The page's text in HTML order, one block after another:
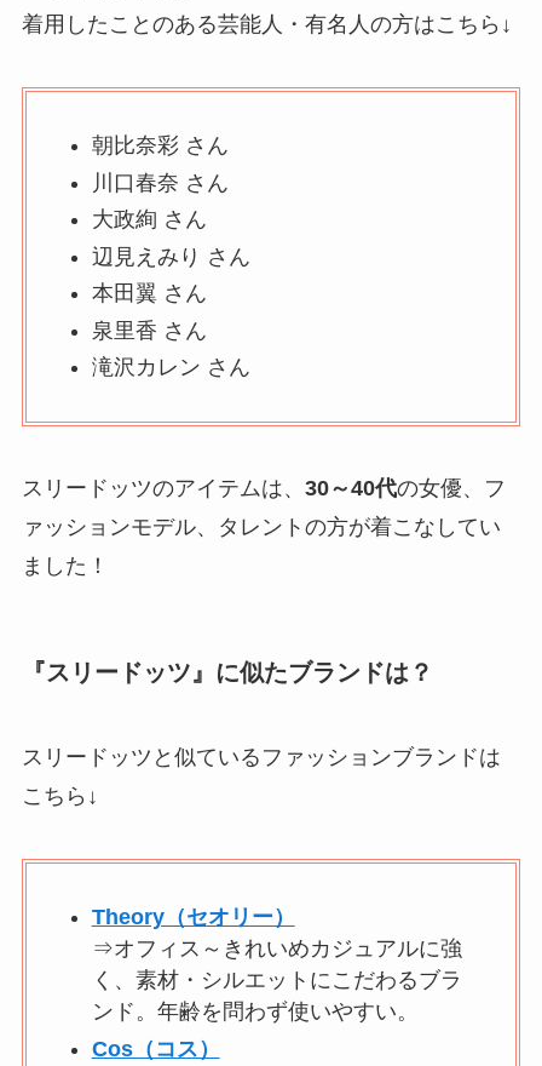
着用したことのある芸能人・有名人の方はこちら↓
朝比奈彩 さん
川口春奈 さん
大政絢 さん
辺見えみり さん
本田翼 さん
泉里香 さん
滝沢カレン さん
スリードッツのアイテムは、 30～40代の女優、フ
ァッションモデル、タレントの方が着こなしてい
ました！
『スリードッツ』に似たブランドは？
スリードッツと似ているファッションブランドは
こちら↓
Theory（セオリー）
⇒オフィス～きれいめカジュアルに強
く、素材・シルエットにこだわるブラ
ンド。年齢を問わず使いやすい。
Cos（コス）